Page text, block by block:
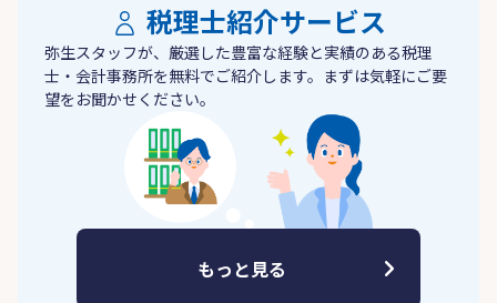
税理士紹介サービス
弥生スタッフが、厳選した豊富な経験と実績のある税理
士・会計事務所を無料でご紹介します。まずは気軽にご要
望をお聞かせください。
もっと見る